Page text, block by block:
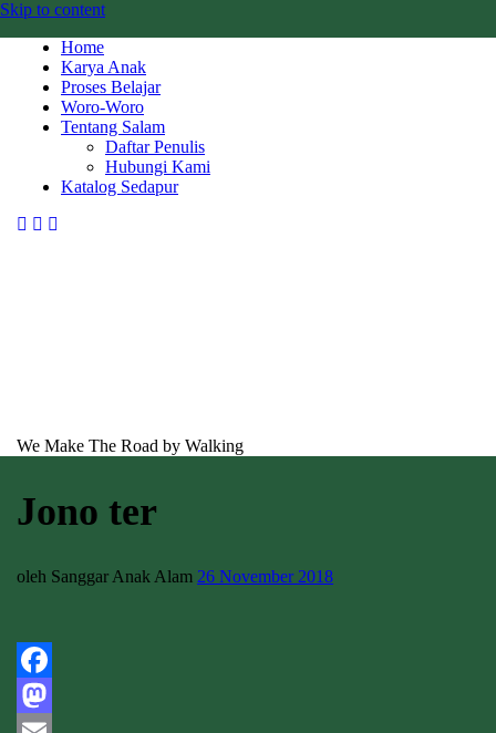
Skip to content
Home
Karya Anak
Proses Belajar
Woro-Woro
Tentang Salam
Daftar Penulis
Hubungi Kami
Katalog Sedapur
We Make The Road by Walking
Jono ter
oleh Sanggar Anak Alam 26 November 2018
Facebook